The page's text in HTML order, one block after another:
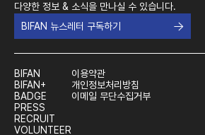
다양한 정보 & 소식을 만나실 수 있습니다.
BIFAN 뉴스레터 구독하기
BIFAN
BIFAN+
BADGE
PRESS
RECRUIT
VOLUNTEER
이용약관
개인정보처리방침
이메일 무단수집거부